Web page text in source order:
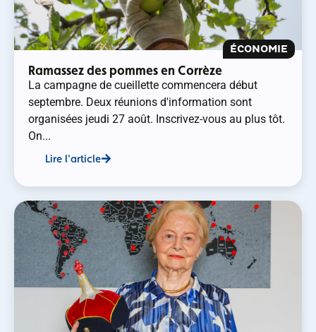
ÉCONOMIE
Ramassez des pommes en Corrèze
La campagne de cueillette commencera début
septembre. Deux réunions d'information sont
organisées jeudi 27 août. Inscrivez-vous au plus tôt.
On...
Lire l'article